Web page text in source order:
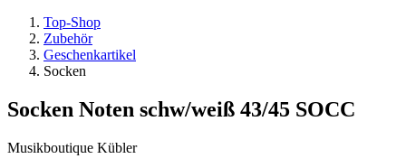
Top-Shop
Zubehör
Geschenkartikel
Socken
Socken Noten schw/weiß 43/45 SOCC
Musikboutique Kübler